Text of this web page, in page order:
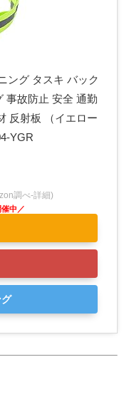
ング タスキ バック
事故防止 安全 通勤
反射板 （イエロー
YGR
調べ-詳細)